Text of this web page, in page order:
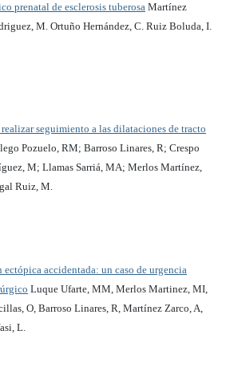
prenatal de esclerosis tuberosa Martínez
M. Ortuño Hernández, C. Ruiz Boluda, I.
seguimiento a las dilataciones de tracto
Pozuelo, RM; Barroso Linares, R; Crespo
M; Llamas Sarriá, MA; Merlos Martínez,
Ruiz, M.
ectópica accidentada: un caso de urgencia
Luque Ufarte, MM, Merlos Martinez, MI,
O, Barroso Linares, R, Martínez Zarco, A,
L.